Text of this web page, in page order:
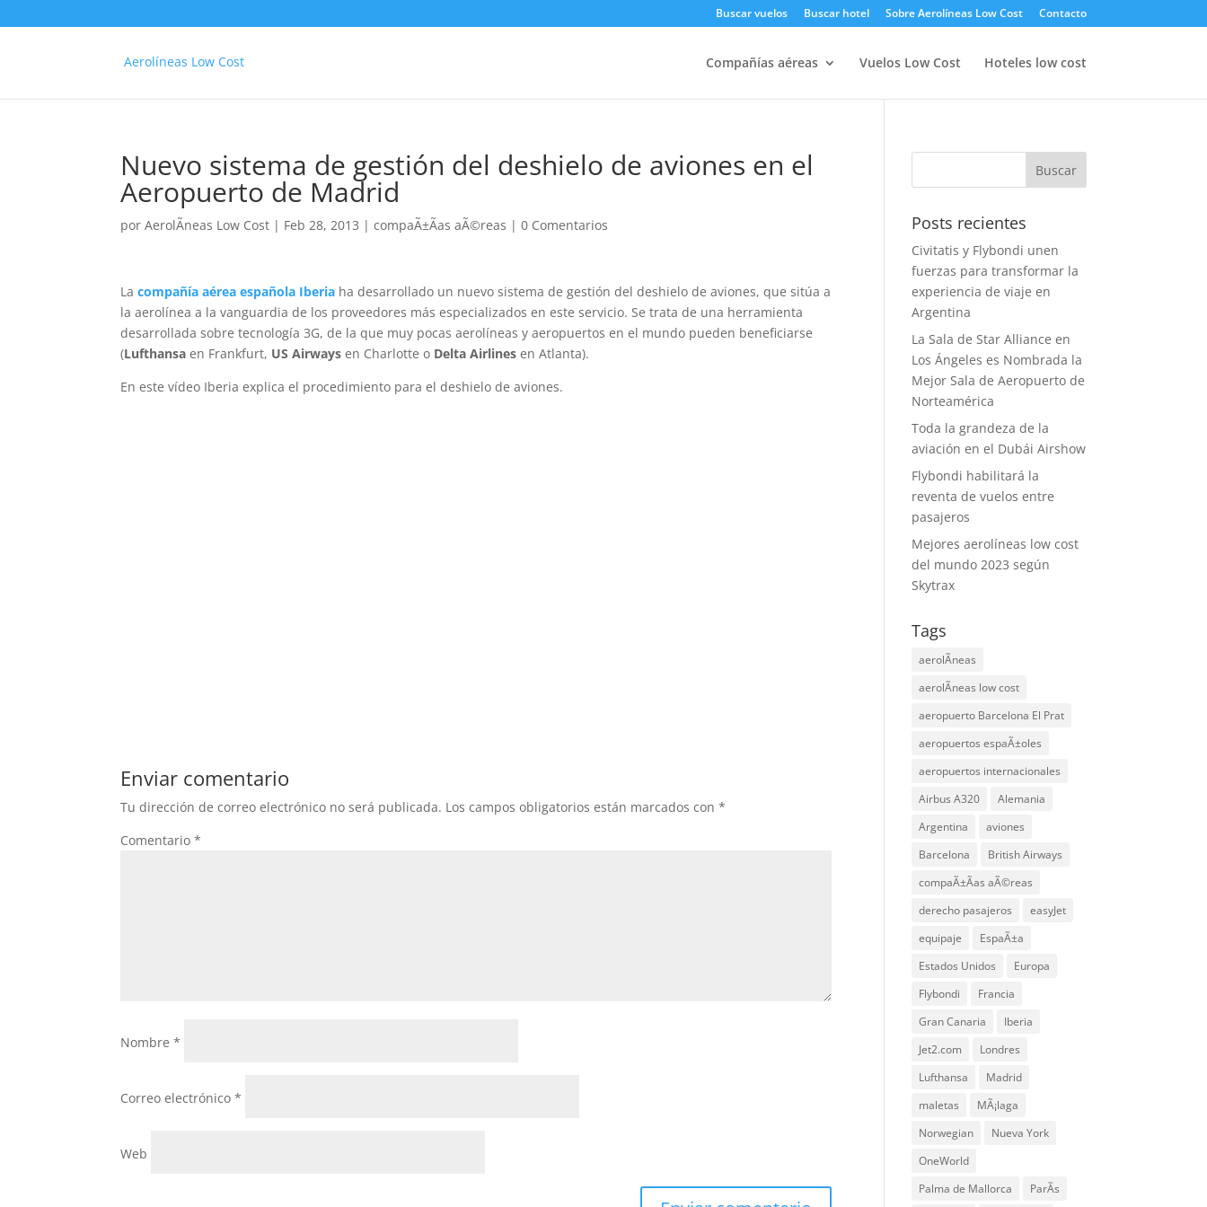
Buscar vuelos Buscar hotel Sobre Aerolíneas Low Cost Contacto
Aerolíneas Low Cost Compañías aéreas Vuelos Low Cost Hoteles low cost
Nuevo sistema de gestión del deshielo de aviones en el
Aeropuerto de Madrid
porAerolÃ­neas Low Cost | Feb 28, 2013 |compaÃ±Ã­as aÃ©reas |0 Comentarios
Lacompañía aérea española Iberia ha desarrollado un nuevo sistema de gestión del deshielo de aviones, que sitúa a
la aerolínea a la vanguardia de los proveedores más especializados en este servicio. Se trata de una herramienta
desarrollada sobre tecnología 3G, de la que muy pocas aerolíneas y aeropuertos en el mundo pueden beneficiarse
(Lufthansa en Frankfurt, US Airways en Charlotte o Delta Airlines en Atlanta).
En este vídeo Iberia explica el procedimiento para el deshielo de aviones.
Enviar comentario
Tu dirección de correo electrónico no será publicada. Los campos obligatorios están marcados con*
Comentario*
Nombre*
Correo electrónico*
Web
Posts recientes
Civitatis y Flybondi unen
fuerzas para transformar la
experiencia de viaje en
Argentina
La Sala de Star Alliance en
Los Ángeles es Nombrada la
Mejor Sala de Aeropuerto de
Norteamérica
Toda la grandeza de la
aviación en el Dubái Airshow
Flybondi habilitará la
reventa de vuelos entre
pasajeros
Mejores aerolíneas low cost
del mundo 2023 según
Skytrax
Tags
aerolÃ­neas
aerolÃ­neas low cost
aeropuerto Barcelona El Prat
aeropuertos espaÃ±oles
aeropuertos internacionales
Airbus A320
Alemania
Argentina
aviones
Barcelona
British Airways
compaÃ±Ã­as aÃ©reas
derecho pasajeros
easyJet
equipaje
EspaÃ±a
Estados Unidos
Europa
Flybondi
Francia
Gran Canaria
Iberia
Jet2.com
Londres
Lufthansa
Madrid
maletas
MÃ¡laga
Norwegian
Nueva York
OneWorld
Palma de Mallorca
ParÃ­s